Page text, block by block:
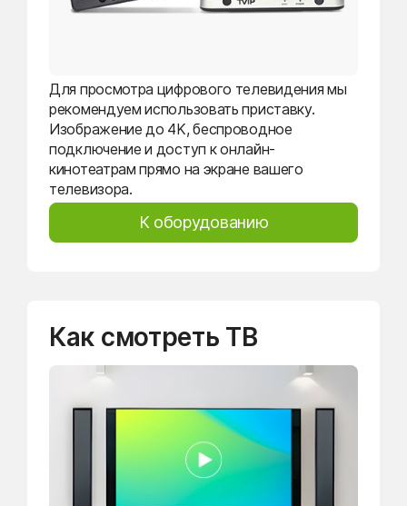
Для просмотра цифрового телевидения мы
рекомендуем использовать приставку.
Изображение до 4K, беспроводное
подключение и доступ к онлайн-
кинотеатрам прямо на экране вашего
телевизора.
К оборудованию
Как смотреть ТВ